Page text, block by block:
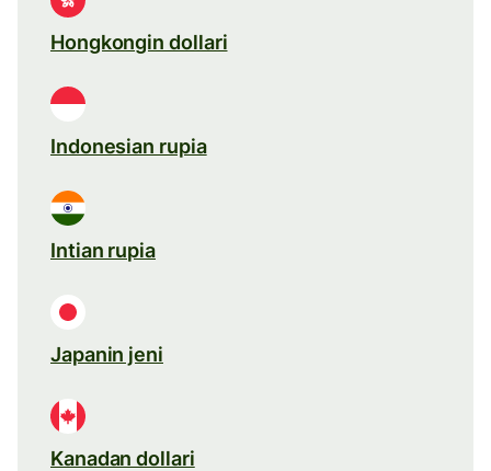
Hongkongin dollari
Indonesian rupia
Intian rupia
Japanin jeni
Kanadan dollari